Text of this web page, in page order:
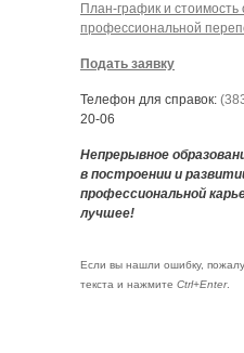
План-график и
профессиональной
Подать заявку
Телефон для справок:
20-06
Непрерывное
в построении и
профессиональной
лучшее!
Если вы нашли ошибку,
текста и нажмите Ctrl+Enter.